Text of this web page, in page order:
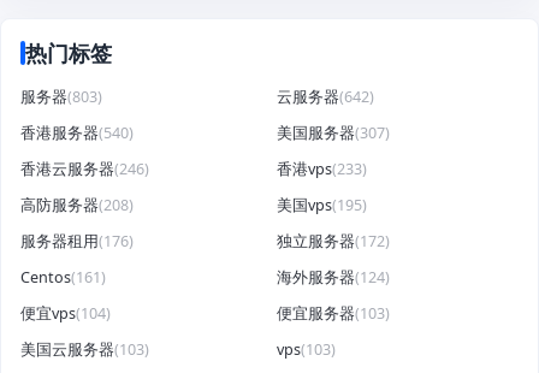
热门标签
服务器(803) 云服务器(642)
香港服务器(540) 美国服务器(307)
香港云服务器(246) 香港vps(233)
高防服务器(208) 美国vps(195)
服务器租用(176) 独立服务器(172)
Centos(161) 海外服务器(124)
便宜vps(104) 便宜服务器(103)
美国云服务器(103) vps(103)